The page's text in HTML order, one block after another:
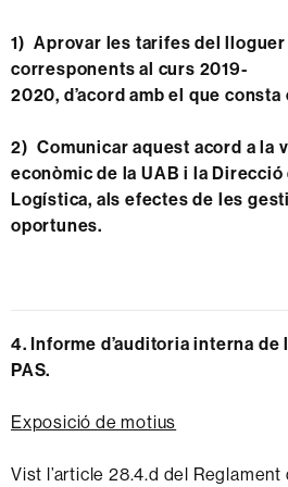
1) Aprovar les tarifes del lloguer
corresponents al curs 2019-
2020, d’acord amb el que consta
2) Comunicar aquest acord a la
econòmic de la UAB i la Direcció
Logística, als efectes de les
oportunes.
4. Informe d’auditoria interna
PAS.
Exposició de motius
Vist l’article 28.4.d del Reglament